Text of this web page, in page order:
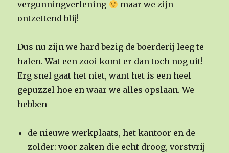
vergunningverlening
maar we zijn
ontzettend blij!
Dus nu zijn we hard bezig de boerderij leeg te
halen. Wat een zooi komt er dan toch nog uit!
Erg snel gaat het niet, want het is een heel
gepuzzel hoe en waar we alles opslaan. We
hebben
de nieuwe werkplaats, het kantoor en de
zolder: voor zaken die echt droog, vorstvrij